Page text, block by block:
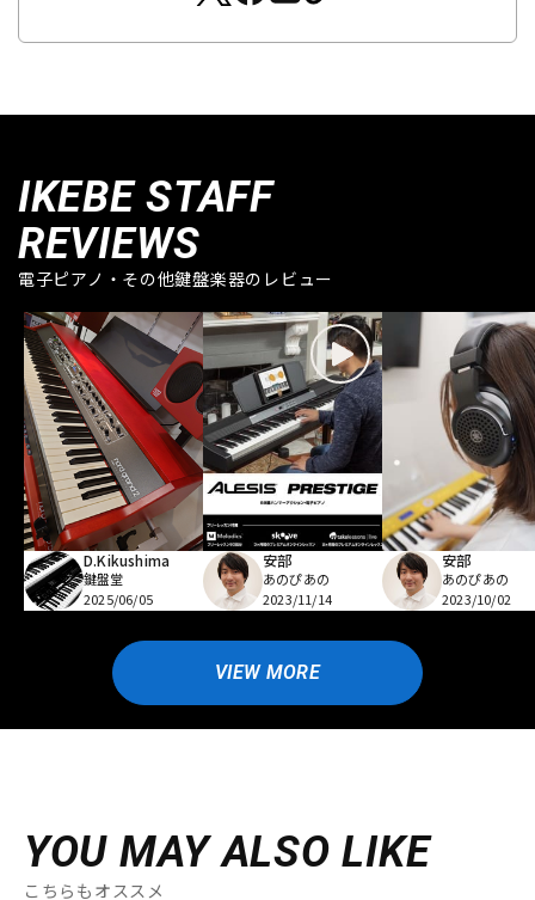
IKEBE STAFF
REVIEWS
電子ピアノ・その他鍵盤楽器のレビュー
D.Kikushima
鍵盤堂
2025/06/05
安部
あのぴあの
2023/11/14
安部
あのぴあの
2023/10/02
VIEW MORE
YOU MAY ALSO LIKE
こちらもオススメ